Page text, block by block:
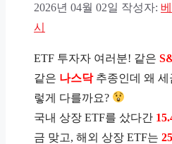
2026년 04월 02일 작성자:
시
ETF 투자자 여러분! 같은
같은 나스닥추종인데 왜 세
렇게 다를까요?
국내 상장 ETF를 샀다간
금 맞고, 해외 상장 ETF는